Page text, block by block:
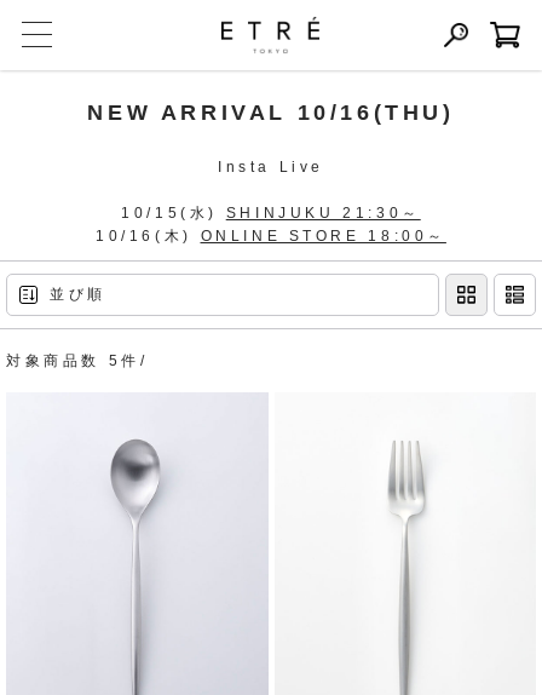
NEW ARRIVAL 10/16(THU)
Insta Live
10/15(水) SHINJUKU 21:30～
10/16(木) ONLINE STORE 18:00～
並び順
対象商品数 5件/